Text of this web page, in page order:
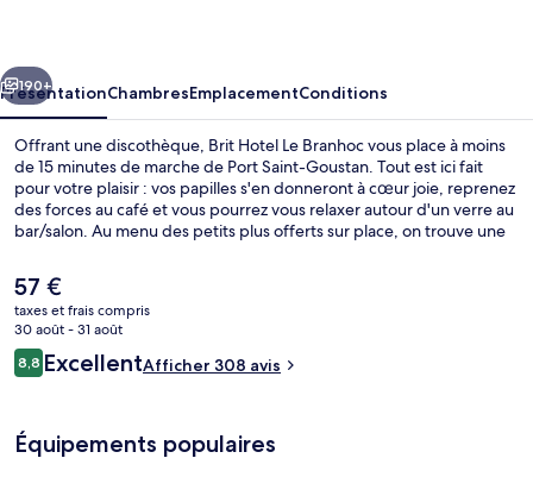
Suivant
190+
PrésentationChambresEmplacementConditions
Offrant une discothèque, Brit Hotel Le Branhoc vous place à moins
de 15 minutes de marche de Port Saint-Goustan. Tout est ici fait
pour votre plaisir : vos papilles s'en donneront à cœur joie, reprenez
des forces au café et vous pourrez vous relaxer autour d'un verre au
bar/salon. Au menu des petits plus offerts sur place, on trouve une
Le
prix
actuel
est
de
57 €
taxes et frais compris
30 août - 31 août
Avis
voyageurs
8,88,8 sur 10
ExcellentAfficher 308 avis
Équipements populaires